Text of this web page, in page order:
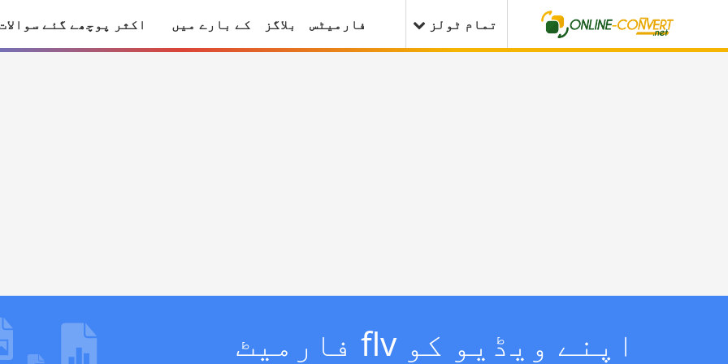
تمام ٹولز فارمیٹس بلاگز کے بارے میں اکثر پوچھے گئے
اپنے ویڈیو کو flv فارمیٹ